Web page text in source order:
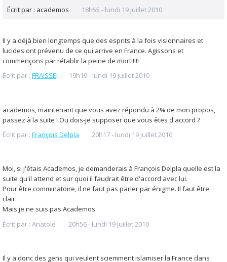
Écrit par : academos 18h55 - lundi 19 juillet 2010
Il y a déjà bien longtemps que des esprits à la fois visionnaires et
lucides ont prévenu de ce qui arrive en France. Agissons et
commençons par rétablir la peine de mort!!!!!
Écrit par : FRAISSE 19h19- lundi 19 juillet 2010
academos, maintenant que vous avez répondu à 2% de mon propos,
passez à la suite ! Ou dois-je supposer que vous êtes d'accord ?
Écrit par : François Delpla 20h17- lundi 19 juillet 2010
Moi, si j'étais Academos, je demanderais à François Delpla quelle est la
suite qu'il attend et sur quoi il faudrait être d'accord avec lui.
Pour être comminatoire, il ne faut pas parler par énigme. Il faut être
clair.
Mais je ne suis pas Academos.
Écrit par : Anatole 20h56- lundi 19 juillet 2010
Il y a donc des gens qui veulent sciemment islamiser la France dans